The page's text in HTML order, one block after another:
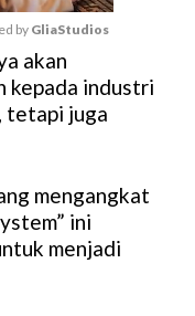
M
u
t
by GliaStudios
akan
kepada industri
tetapi juga
mengangkat
ini
menjadi